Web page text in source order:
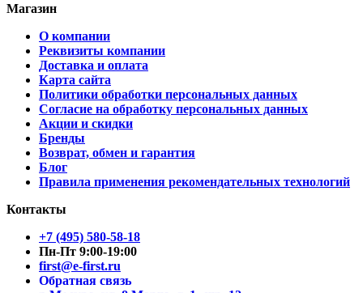
Магазин
О компании
Реквизиты компании
Доставка и оплата
Карта сайта
Политики обработки персональных данных
Согласие на обработку персональных данных
Акции и скидки
Бренды
Возврат, обмен и гарантия
Блог
Правила применения рекомендательных технологий
Контакты
+7 (495) 580-58-18
Пн-Пт 9:00-19:00
first@e-first.ru
Обратная связь